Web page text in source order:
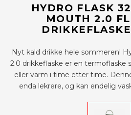
HYDRO FLASK
MOUTH 2.0
Nyt kald drikke hele sommeren!
2.0 drikkeflaske er en termoflaske
eller varm i time etter time.
enda lekrere, og kan endelig